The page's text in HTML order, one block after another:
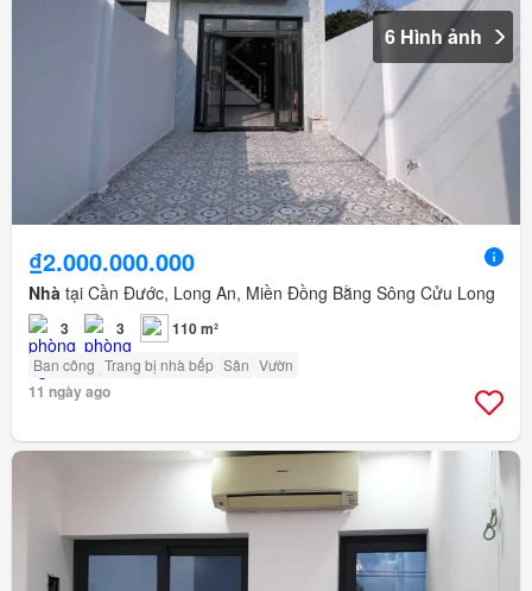
6 Hình ảnh
₫2.000.000.000
Nhà tại Cần Đước, Long An, Miền Đồng Bằng Sông Cửu Long
3 3 110 m²
Ban công Trang bị nhà bếp Sân Vườn
11 ngày ago